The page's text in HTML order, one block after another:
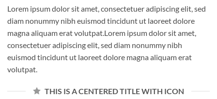
Lorem ipsum dolor sit amet, consectetuer adipiscing elit, sed
diam nonummy nibh euismod tincidunt ut laoreet dolore
magna aliquam erat volutpat.Lorem ipsum dolor sit amet,
consectetuer adipiscing elit, sed diam nonummy nibh
euismod tincidunt ut laoreet dolore magna aliquam erat
volutpat.
THIS IS A CENTERED TITLE WITH ICON